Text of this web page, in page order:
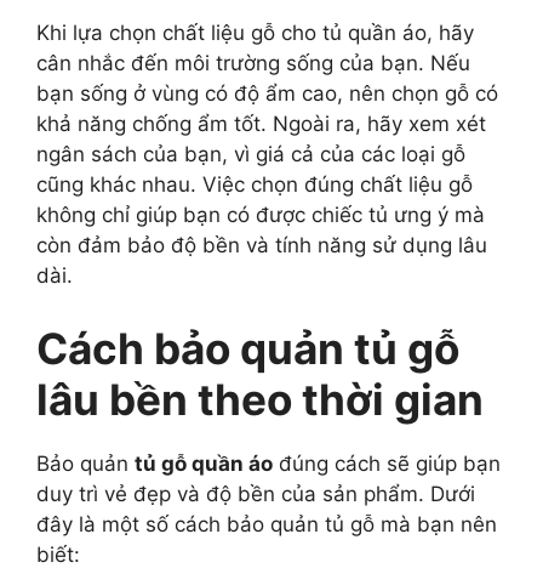
Khi lựa chọn chất liệu gỗ cho tủ quần áo, hãy
cân nhắc đến môi trường sống của bạn. Nếu
bạn sống ở vùng có độ ẩm cao, nên chọn gỗ có
khả năng chống ẩm tốt. Ngoài ra, hãy xem xét
ngân sách của bạn, vì giá cả của các loại gỗ
cũng khác nhau. Việc chọn đúng chất liệu gỗ
không chỉ giúp bạn có được chiếc tủ ưng ý mà
còn đảm bảo độ bền và tính năng sử dụng lâu
dài.
Cách bảo quản tủ gỗ
lâu bền theo thời gian
Bảo quản tủ gỗ quần áo đúng cách sẽ giúp bạn
duy trì vẻ đẹp và độ bền của sản phẩm. Dưới
đây là một số cách bảo quản tủ gỗ mà bạn nên
biết: